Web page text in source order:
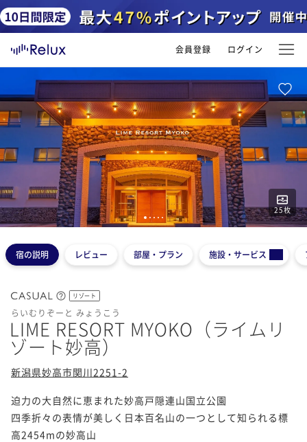
会員登録 ログイン
25枚
1 2 3 4 5
宿の説明 レビュー 部屋・プラン 施設・サービス
リゾート
らいむりぞーと みょうこう
LIME RESORT MYOKO（ライムリ
ゾート妙高）
新潟県妙高市関川2251-2
迫力の大自然に恵まれた妙高戸隠連山国立公園
四季折々の表情が美しく日本百名山の一つとして知られる標
高2454mの妙高山